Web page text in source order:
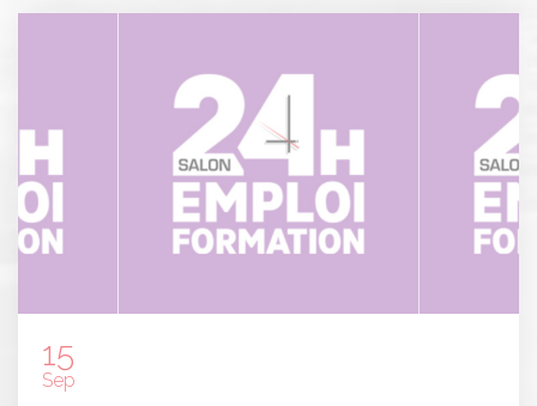
15
Sep
Panneau de gestion des cookies